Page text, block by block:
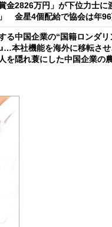
金2826万円」が下位力士に
金星4個配給で協会は年96
る中国企業の“国籍ロンダ
本社機能を海外に移転さ
を隠れ蓑にした中国企業の